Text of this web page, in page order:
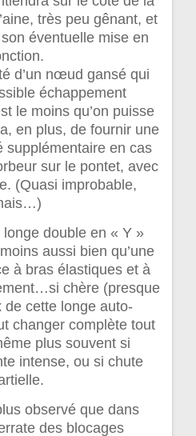
très peu gênant, et
éventuelle mise en
d’un nœud gansé qui
échappement
le moins qu’on puisse
en plus, de fournir une
supplémentaire en cas
sur le pontet, avec
(Quasi improbable,
double en « Y »
aussi bien qu’une
à bras élastiques et à
chère (presque
de cette longe auto-
changer complète tout
plus souvent si
intense, ou si chute
observé que dans
des blocages